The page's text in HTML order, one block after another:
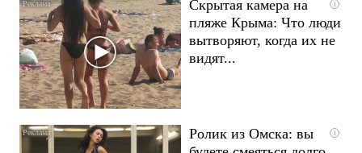
i
Скрытая камера на
пляже Крыма: Что люди
вытворяют, когда их не
видят...
i
Ролик из Омска: вы